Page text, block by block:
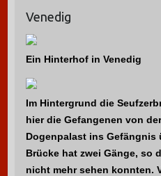
n
n
h
:
Venedig
Ein Hinterhof in Venedig
Im Hintergrund die
hier die Gefangenen von
Dogenpalast ins Gefängnis
Brücke hat zwei Gänge, so
nicht mehr sehen konnten.